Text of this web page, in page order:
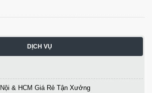
DỊCH VỤ
& HCM Giá Rẻ Tận Xưởng